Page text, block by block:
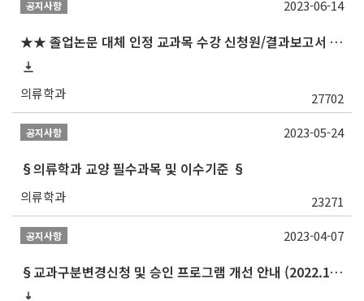
공지사항
★★ 졸업논문 대체 인정 교과목 수강 신청원/결과보고서 제출일 안내 (제출서식 포함)★★
의류학과 27702
2023-06-14
공지사항
§의류학과 교양 필수과목 및 이수기준 §
의류학과 23271
2023-05-24
공지사항
§교과구분변경신청 및 승인 프로그램 개선 안내 (2022.10 ~)§
2023-04-07